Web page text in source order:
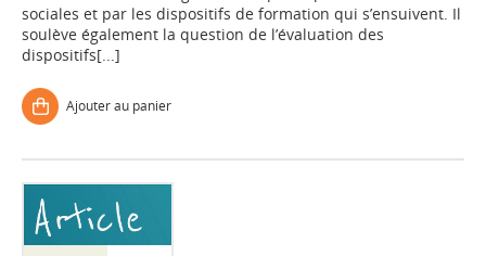
sociales et par les dispositifs de formation qui s’ensuivent. Il
soulève également la question de l’évaluation des
dispositifs[...]
Ajouter au panier